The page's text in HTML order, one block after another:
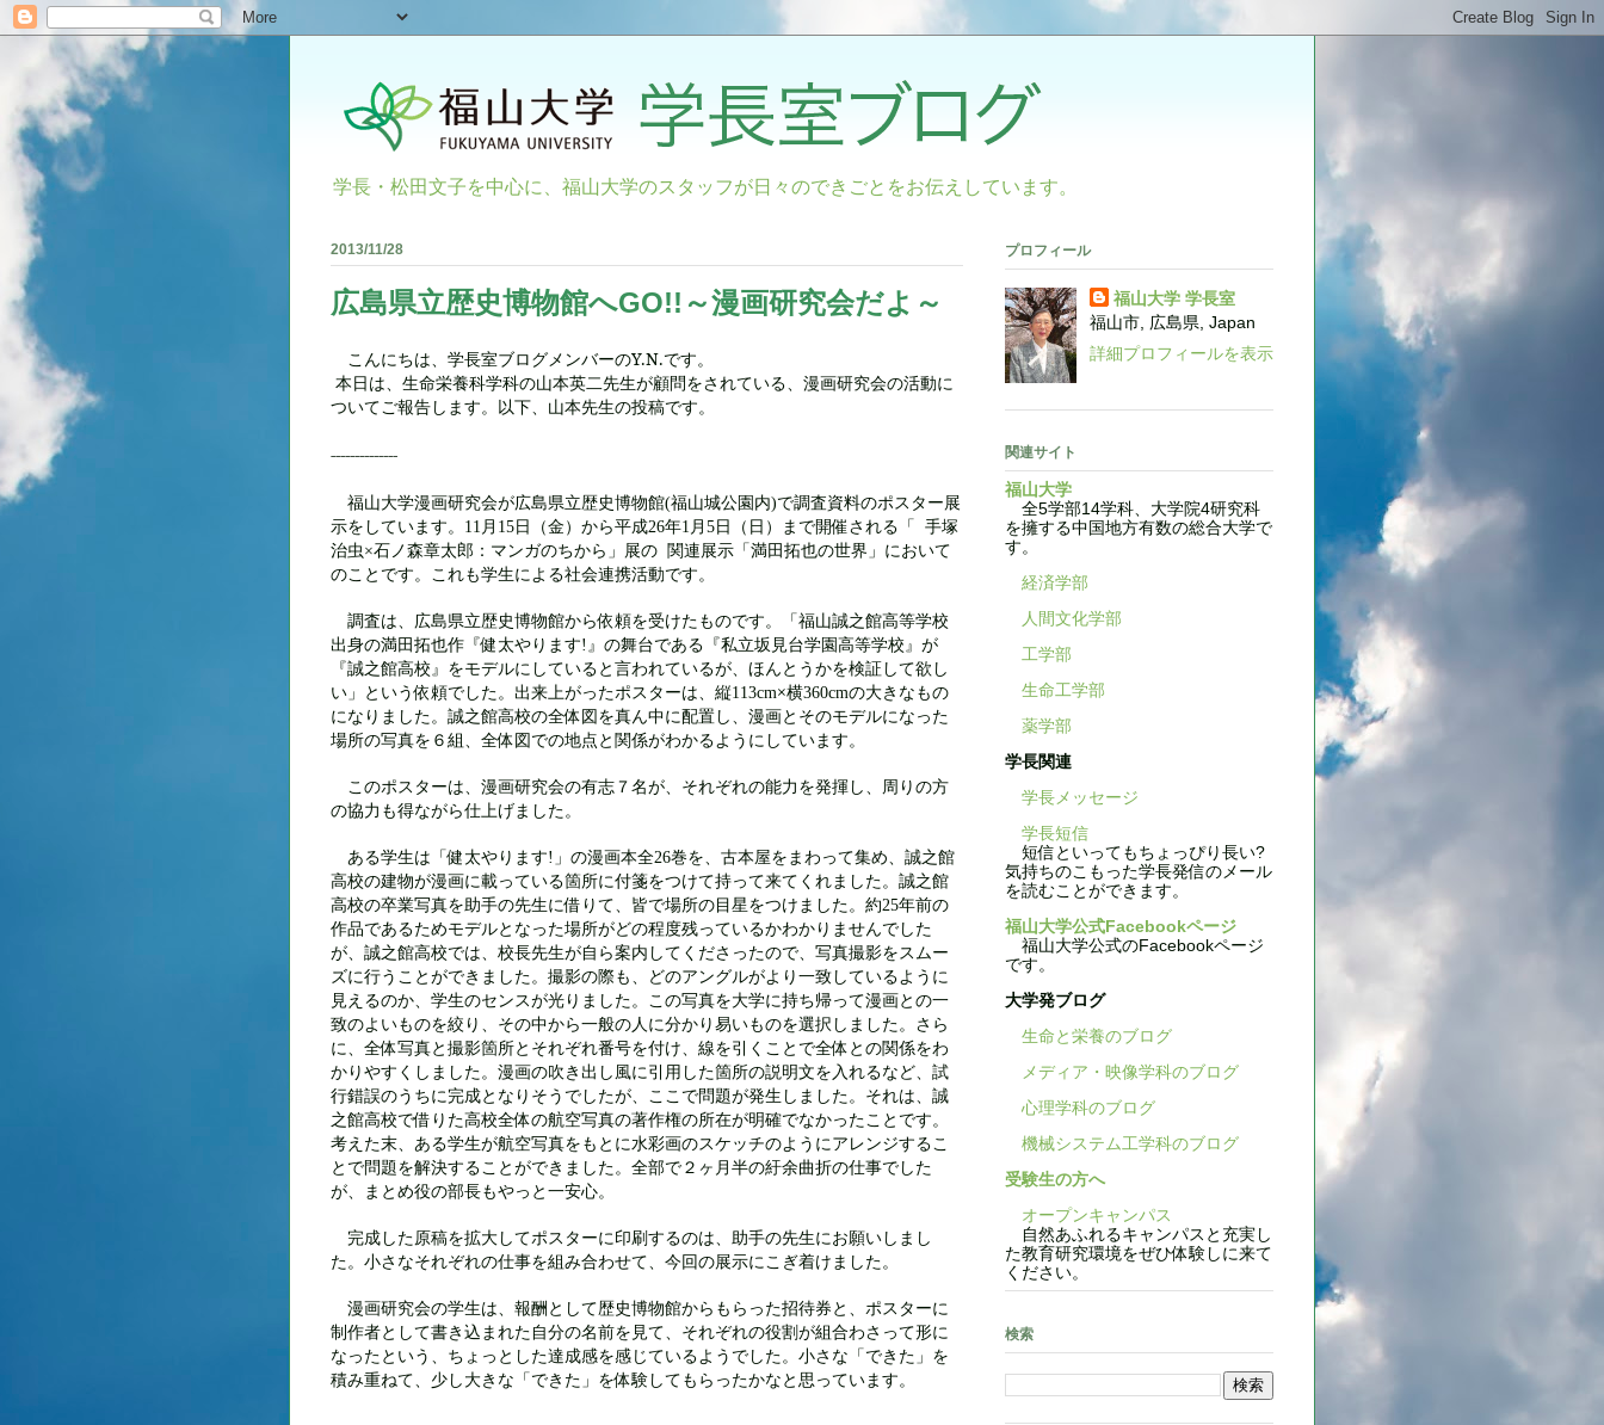
学長・松田文子を中心に、福山大学のスタッフが日々のできごとをお伝えしています。
2013/11/28
広島県立歴史博物館へGO!!～漫画研究会だよ～
こんにちは、学長室ブログメンバーのY.N.です。
本日は、生命栄養科学科の山本英二先生が顧問をされている、漫画研究会の活動に
ついてご報告します。以下、山本先生の投稿です。
--------------
福山大学漫画研究会が広島県立歴史博物館(福山城公園内)で調査資料のポスター展
示をしています。
11 月 15日（金）から平成26年1 月 5日（日）まで開催される「 手塚
治虫×石ノ森章太郎：マンガのちから」展の 関連展示「満田拓也の世界」において
のことです。これも学生による社会連携活動です。
調査は、広島県立歴史博物館から依頼を受けたものです。
「福山誠之館高等学校
出身の満田拓也作『健太やります! 』の舞台である『私立坂見台学園高等学校』が
『誠之館高校』をモデルにしていると言われているが、ほんとうかを検証して欲し
い」という依頼でした。 出来上がったポスターは、縦113cm×横360cmの大きなもの
になりました。誠之館高校の全体図を真ん中に配置し、漫画とそのモデルになった
場所の写真を６組、全体図での地点と関係がわかるようにしています。
このポスターは、漫画研究会の有志７名が、それぞれの能力を発揮し、周りの方
の協力も得ながら仕上げました。
ある学生は「健太やります! 」の漫画本全26巻を、古本屋をまわって集め、誠之館
高校の建物が漫画に載っている箇所に付箋をつけて持って来てくれました。誠之館
高校の卒業写真を助手の先生に借りて、皆で場所の目星をつけました。約25年前の
作品であるためモデルとなった場所がどの程度残っているかわかりませんでした
が、誠之館高校では、校長先生が自ら案内してくださったので、写真撮影をスムー
ズに行うことができました。撮影の際も、どのアングルがより一致しているように
見えるのか、学生のセンスが光りました。この写真を大学に持ち帰って漫画との一
致のよいものを絞り、その中から一般の人に分かり易いものを選択しました。さら
に、全体写真と撮影箇所とそれぞれ番号を付け、線を引くことで全体との関係をわ
かりやすくしました。漫画の吹き出し風に引用した箇所の説明文を入れるなど、試
行錯誤のうちに完成となりそうでしたが、ここで問題が発生しました。それは、誠
之館高校で借りた高校全体の航空写真の著作権の所在が明確でなかったことです。
考えた末、ある学生が航空写真をもとに水彩画のスケッチのようにアレンジするこ
とで問題を解決することができました。全部で２ヶ月半の紆余曲折の仕事でした
が、まとめ役の部長もやっと一安心。
完成した原稿を拡大してポスターに印刷するのは、助手の先生にお願いしまし
た。小さなそれぞれの仕事を組み合わせて、今回の展示にこぎ着けました。
漫画研究会の学生は、報酬として歴史博物館からもらった招待券と、ポスターに
制作者として書き込まれた自分の名前を見て、それぞれの役割が組合わさって形に
なったという、ちょっとした達成感を感じているようでした。小さな「できた」を
積み重ねて、少し大きな「できた」を体験してもらったかなと思っています。
プロフィール
福山大学 学長室
福山市, 広島県, Japan
詳細プロフィールを表示
関連サイト
福山大学
全5学部14学科、大学院4研究科
を擁する中国地方有数の総合大学で
す。
経済学部
人間文化学部
工学部
生命工学部
薬学部
学長関連
学長メッセージ
学長短信
短信といってもちょっぴり長い?
気持ちのこもった学長発信のメール
を読むことができます。
福山大学公式Facebookページ
福山大学公式のFacebookページ
です。
大学発ブログ
生命と栄養のブログ
メディア・映像学科のブログ
心理学科のブログ
機械システム工学科のブログ
受験生の方へ
オープンキャンパス
自然あふれるキャンパスと充実し
た教育研究環境をぜひ体験しに来て
ください。
検索